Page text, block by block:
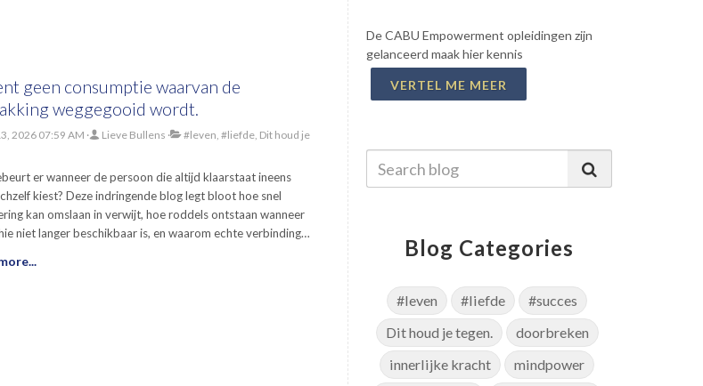
geen consumptie waarvan de
weggegooid wordt.
2026 07:59 AM Lieve Bullens
#leven, #liefde, Dit houd je
er wanneer de persoon die altijd klaarstaat ineens
kiest? Deze indringende blog legt bloot hoe snel
kan omslaan in verwijt, hoe roddels ontstaan wanneer
niet langer beschikbaar is, en waarom echte verbinding
zelfbehoud, misplaatste verwachtingen en de pijn van
De CABU Empowerment opleidingen zijn
gelanceerd maak hier kennis
VERTEL ME MEER
Blog Categories
#leven #liefde
#succes
Dit houd je tegen.
doorbreken
innerlijke kracht
mindpower